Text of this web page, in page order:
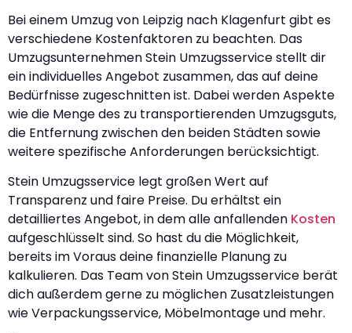
Bei einem Umzug von Leipzig nach Klagenfurt gibt es
verschiedene Kostenfaktoren zu beachten. Das
Umzugsunternehmen Stein Umzugsservice stellt dir
ein individuelles Angebot zusammen, das auf deine
Bedürfnisse zugeschnitten ist. Dabei werden Aspekte
wie die Menge des zu transportierenden Umzugsguts,
die Entfernung zwischen den beiden Städten sowie
weitere spezifische Anforderungen berücksichtigt.
Stein Umzugsservice legt großen Wert auf
Transparenz und faire Preise. Du erhältst ein
detailliertes Angebot, in dem alle anfallenden Kosten
aufgeschlüsselt sind. So hast du die Möglichkeit,
bereits im Voraus deine finanzielle Planung zu
kalkulieren. Das Team von Stein Umzugsservice berät
dich außerdem gerne zu möglichen Zusatzleistungen
wie Verpackungsservice, Möbelmontage und mehr.